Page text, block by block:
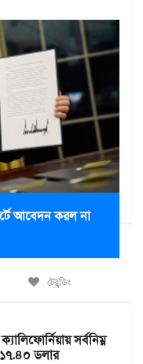
আবেদন করল না
ট্রেন্ডিং
সর্বনিম্ন
ডলার